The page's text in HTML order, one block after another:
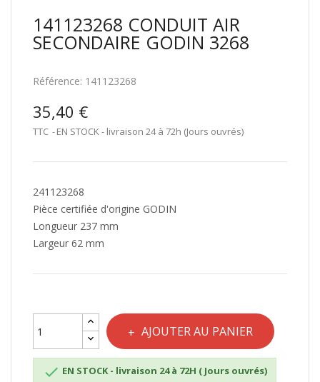
141123268 CONDUIT AIR
SECONDAIRE GODIN 3268
Référence: 141123268
35,40 €
TTC EN STOCK - livraison 24 à 72h (Jours ouvrés)
241123268
Pièce certifiée d'origine GODIN
Longueur 237 mm
Largeur 62 mm
AJOUTER AU PANIER
 EN STOCK - livraison 24 à 72H ( Jours ouvrés)